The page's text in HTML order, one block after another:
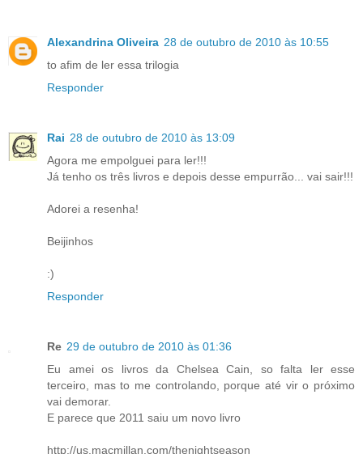
Alexandrina Oliveira 28 de outubro de 2010 às 10:55
to afim de ler essa trilogia
Responder
Rai 28 de outubro de 2010 às 13:09
Agora me empolguei para ler!!!
Já tenho os três livros e depois desse empurrão... vai sair!!!
Adorei a resenha!
Beijinhos
:)
Responder
Re 29 de outubro de 2010 às 01:36
Eu amei os livros da Chelsea Cain, so falta ler esse
terceiro, mas to me controlando, porque até vir o próximo
vai demorar.
E parece que 2011 saiu um novo livro
http://us.macmillan.com/thenightseason